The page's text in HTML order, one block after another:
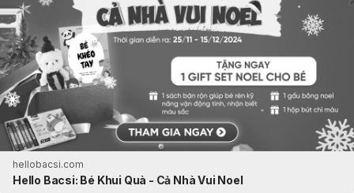
hellobacsi.com
Hello Bacsi: Bé Khui Quà - Cả Nhà Vui Noel